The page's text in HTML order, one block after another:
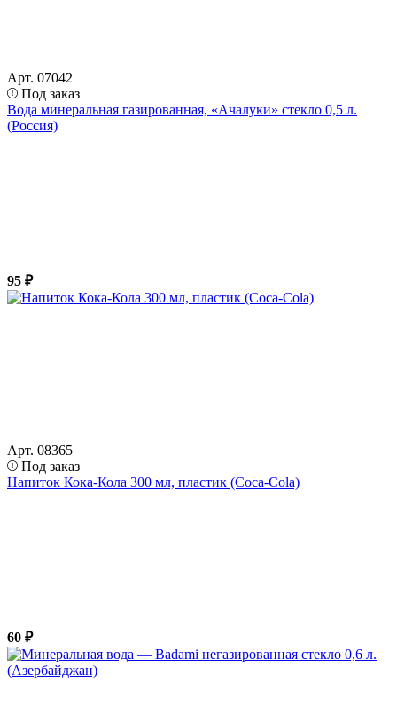
Арт. 07042
Под заказ
Вода минеральная газированная, «Ачалуки» стекло 0,5 л.
(Россия)
95 ₽
Арт. 08365
Под заказ
Напиток Кока-Кола 300 мл, пластик (Coca-Cola)
60 ₽